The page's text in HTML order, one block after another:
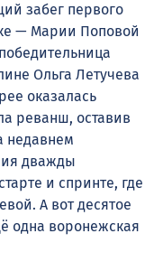
забег первого
— Марии Поповой
Ольга Летучева
оказалась
реванш, оставив
недавнем
дважды
и спринте, где
А вот десятое
одна воронежская